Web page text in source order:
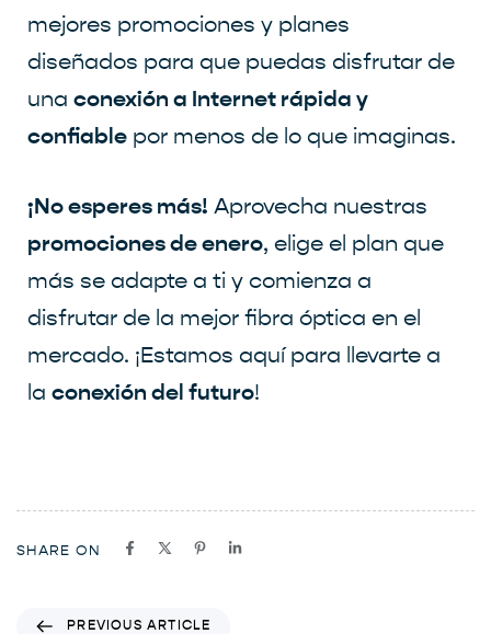
mejores promociones y planes
diseñados para que puedas disfrutar de
una conexión a Internet rápida y
confiable por menos de lo que imaginas.
¡No esperes más! Aprovecha nuestras
promociones de enero, elige el plan que
más se adapte a ti y comienza a
disfrutar de la mejor fibra óptica en el
mercado. ¡Estamos aquí para llevarte a
la conexión del futuro!
SHARE ON
PREVIOUS ARTICLE